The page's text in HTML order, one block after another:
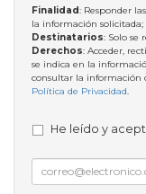
Finalidad: Responder
la información solicitada;
Destinatarios: Solo se
Derechos: Acceder,
se indica en la
consultar la información
Política de Privacidad.
He leído y